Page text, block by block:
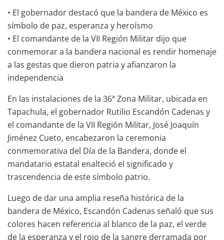
• El gobernador destacó que la bandera de México es
símbolo de paz, esperanza y heroísmo
• El comandante de la VII Región Militar dijo que
conmemorar a la bandera nacional es rendir homenaje
a las gestas que dieron patria y afianzaron la
independencia
En las instalaciones de la 36ª Zona Militar, ubicada en
Tapachula, el gobernador Rutilio Escandón Cadenas y
el comandante de la VII Región Militar, José Joaquín
Jiménez Cueto, encabezaron la ceremonia
conmemorativa del Día de la Bandera, donde el
mandatario estatal enalteció el significado y
trascendencia de este símbolo patrio.
Luego de dar una amplia reseña histórica de la
bandera de México, Escandón Cadenas señaló que sus
colores hacen referencia al blanco de la paz, el verde
de la esperanza y el rojo de la sangre derramada por